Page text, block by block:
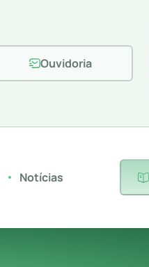
Ouvidoria
Notícias